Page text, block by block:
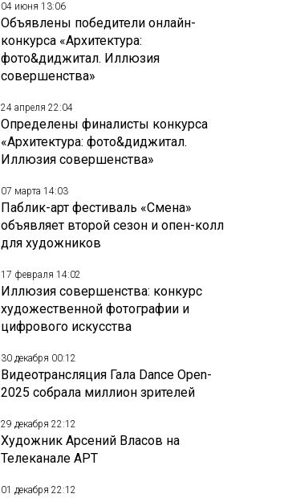
04 июня 13:06
Объявлены победители онлайн-
конкурса «Архитектура:
фото&диджитал. Иллюзия
совершенства»
24 апреля 22:04
Определены финалисты конкурса
«Архитектура: фото&диджитал.
Иллюзия совершенства»
07 марта 14:03
Паблик-арт фестиваль «Смена»
объявляет второй сезон и опен-колл
для художников
17 февраля 14:02
Иллюзия совершенства: конкурс
художественной фотографии и
цифрового искусства
30 декабря 00:12
Видеотрансляция Гала Dance Open-
2025 собрала миллион зрителей
29 декабря 22:12
Художник Арсений Власов на
Телеканале АРТ
01 декабря 22:12